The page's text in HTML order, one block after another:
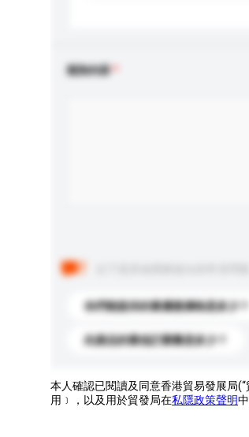
查詢內容
你們能提供的最優惠價格是多少？
此產品的最低訂購量是多少？
本人確認已閱讀及同意香港貿易發展局(“
用﹞，以及用於貿發局在私隱政策聲明